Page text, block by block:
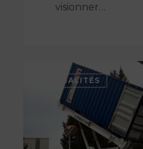
visionner…
alimentaire,
ACTUALITÉS